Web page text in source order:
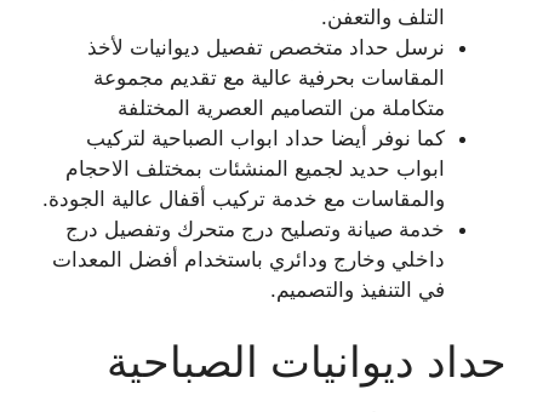
التلف والتعفن.
نرسل حداد متخصص تفصيل ديوانيات لأخذ
المقاسات بحرفية عالية مع تقديم مجموعة
متكاملة من التصاميم العصرية المختلفة
كما نوفر أيضا حداد ابواب الصباحية لتركيب
ابواب حديد لجميع المنشئات بمختلف الاحجام
والمقاسات مع خدمة تركيب أقفال عالية الجودة.
خدمة صيانة وتصليح درج متحرك وتفصيل درج
داخلي وخارج ودائري باستخدام أفضل المعدات
في التنفيذ والتصميم.
حداد ديوانيات الصباحية